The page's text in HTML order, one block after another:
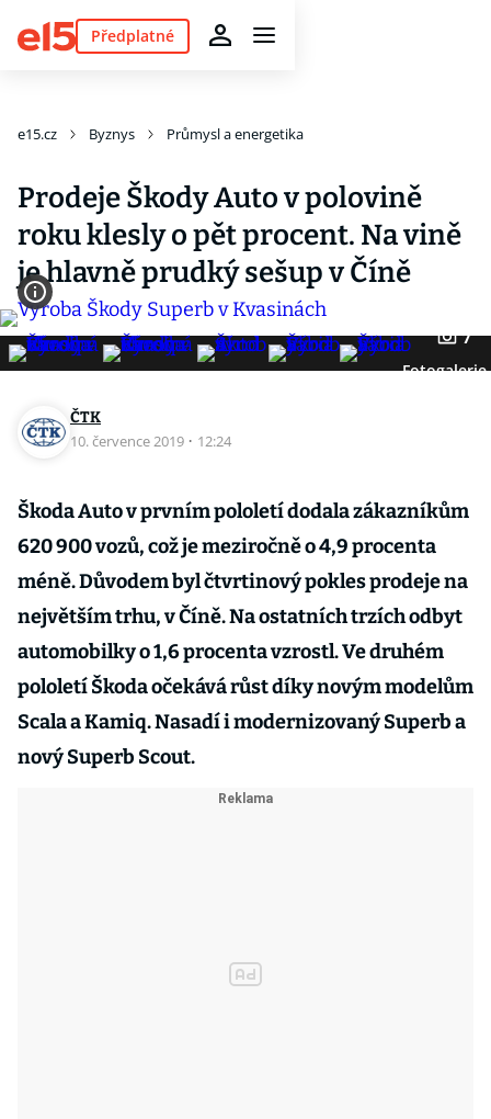
Předplatné
e15.cz Byznys Průmysl a energetika
Prodeje Škody Auto v polovině
roku klesly o pět procent. Na vině
je hlavně prudký sešup v Číně
7
Fotogalerie
ČTK
10. července 2019 · 12:24
Škoda Auto v prvním pololetí dodala zákazníkům
620 900 vozů, což je meziročně o 4,9 procenta
méně. Důvodem byl čtvrtinový pokles prodeje na
největším trhu, v Číně. Na ostatních trzích odbyt
automobilky o 1,6 procenta vzrostl. Ve druhém
pololetí Škoda očekává růst díky novým modelům
Scala a Kamiq. Nasadí i modernizovaný Superb a
nový Superb Scout.